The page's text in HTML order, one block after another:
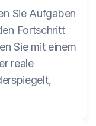
Sie Aufgaben
Fortschritt
Sie mit einem
reale